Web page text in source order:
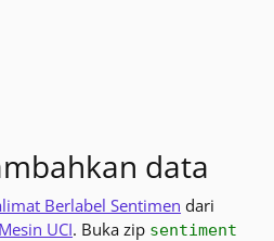
data
Berlabel Sentimen dari
UCI. Buka zip sentiment